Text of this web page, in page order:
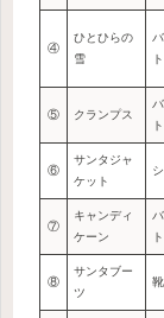
④
ひとひらの
雪
⑤ クランプス
⑥
サンタジャ
ケット
⑦
キャンディ
ケーン
⑧
サンタブー
ツ
靴